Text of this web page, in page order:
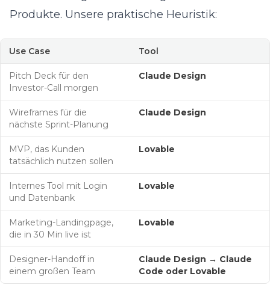
Produkte. Unsere praktische Heuristik:
Use Case Tool
Pitch Deck für den
Investor-Call morgen
Claude Design
Wireframes für die
nächste Sprint-Planung
Claude Design
MVP, das Kunden
tatsächlich nutzen sollen
Lovable
Internes Tool mit Login
und Datenbank
Lovable
Marketing-Landingpage,
die in 30 Min live ist
Lovable
Designer-Handoff in
einem großen Team
Claude Design → Claude
Code oder Lovable